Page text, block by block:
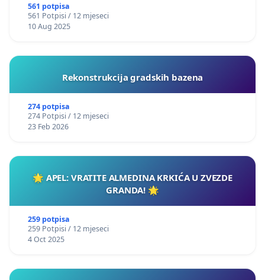
561 potpisa
561 Potpisi / 12 mjeseci
10 Aug 2025
Rekonstrukcija gradskih bazena
274 potpisa
274 Potpisi / 12 mjeseci
23 Feb 2026
🌟 APEL: VRATITE ALMEDINA KRKIĆA U ZVEZDE
GRANDA! 🌟
259 potpisa
259 Potpisi / 12 mjeseci
4 Oct 2025